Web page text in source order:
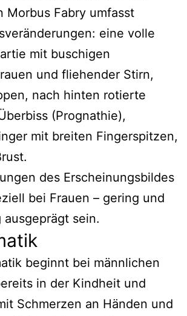
Morbus Fabry umfasst
eine volle
mit buschigen
und fliehender Stirn,
nach hinten rotierte
(Prognathie),
mit breiten Fingerspitzen,
des Erscheinungsbildes
bei Frauen – gering und
sein.
beginnt bei männlichen
in der Kindheit und
Schmerzen an Händen und